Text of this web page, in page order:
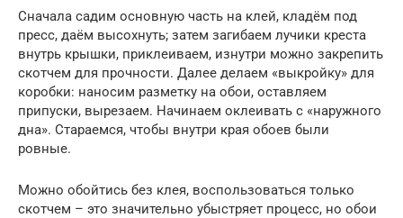
Сначала садим основную часть на клей, кладём под
пресс, даём высохнуть; затем загибаем лучики креста
внутрь крышки, приклеиваем, изнутри можно закрепить
скотчем для прочности. Далее делаем «выкройку» для
коробки: наносим разметку на обои, оставляем
припуски, вырезаем. Начинаем оклеивать с «наружного
дна». Стараемся, чтобы внутри края обоев были
ровные.
Можно обойтись без клея, воспользоваться только
скотчем – это значительно убыстряет процесс, но обои